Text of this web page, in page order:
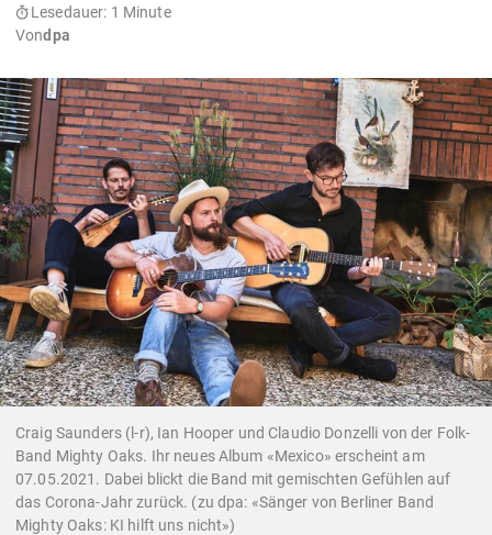
Lesedauer: 1 Minute
Vondpa
Craig Saunders (l-r), Ian Hooper und Claudio Donzelli von der Folk-
Band Mighty Oaks. Ihr neues Album «Mexico» erscheint am
07.05.2021. Dabei blickt die Band mit gemischten Gefühlen auf
das Corona-Jahr zurück. (zu dpa: «Sänger von Berliner Band
Mighty Oaks: KI hilft uns nicht»)